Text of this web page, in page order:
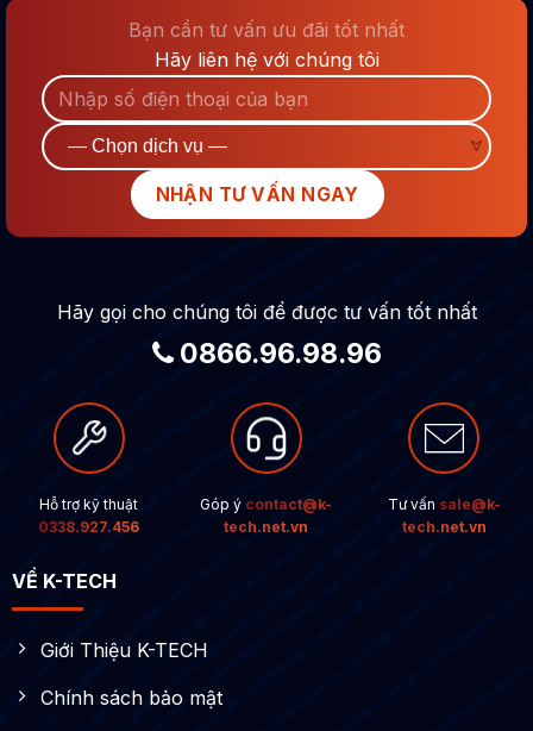
Bạn cần tư vấn ưu đãi tốt nhất
Hãy liên hệ với chúng tôi
Hãy gọi cho chúng tôi để được tư vấn tốt nhất
0866.96.98.96
Hỗ trợ kỹ thuật
0338.927.456
Góp ý contact@k-
tech.net.vn
Tư vấn sale@k-
tech.net.vn
VỀ K-TECH
Giới Thiệu K-TECH
Chính sách bảo mật